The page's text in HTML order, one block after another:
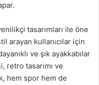
tasarımları ile öne
arayan kullanıcılar için
ve şık ayakkabılar
retro tasarımı ve
hem spor hem de